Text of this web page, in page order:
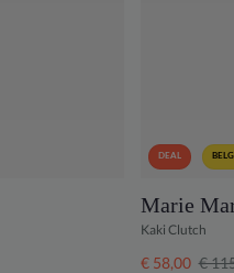
DEAL
Marie
Kaki Clutch
€ 58,00 €